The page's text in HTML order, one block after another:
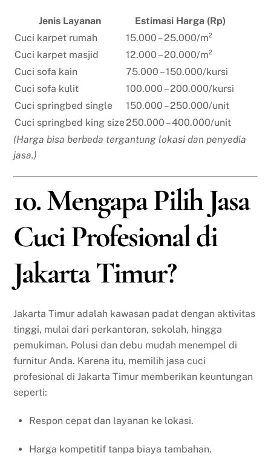
Jenis Layanan
Estimasi Harga (Rp)
Cuci karpet rumah
15.000 – 25.000/m²
Cuci karpet masjid
12.000 – 20.000/m²
Cuci sofa kain
75.000 – 150.000/kursi
Cuci sofa kulit
100.000 – 200.000/kursi
Cuci springbed single
150.000 – 250.000/unit
Cuci springbed king size250.000 – 400.000/unit
(Harga bisa berbeda tergantung lokasi dan penyedia
jasa.)
10. Mengapa Pilih Jasa
Cuci Profesional di
Jakarta Timur?
Jakarta Timur adalah kawasan padat dengan aktivitas
tinggi, mulai dari perkantoran, sekolah, hingga
pemukiman. Polusi dan debu mudah menempel di
furnitur Anda. Karena itu, memilih jasa cuci
profesional di Jakarta Timur memberikan keuntungan
seperti:
Respon cepat dan layanan ke lokasi.
Harga kompetitif tanpa biaya tambahan.